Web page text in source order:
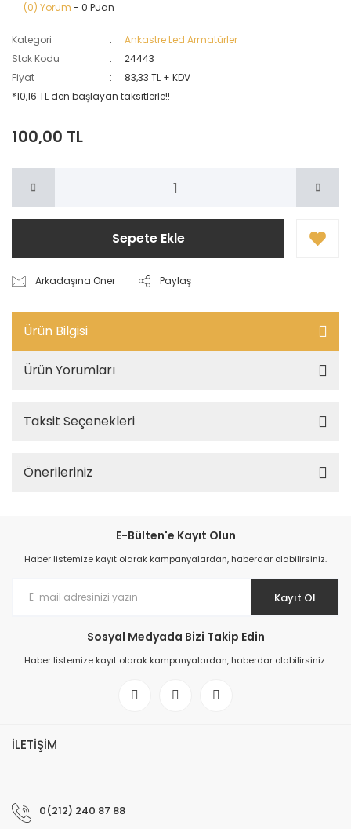
(0) Yorum - 0 Puan
Kategori
Ankastre Led Armatürler
Stok Kodu
24443
Fiyat
83,33 TL + KDV
*10,16 TL den başlayan taksitlerle!!
100,00 TL
Sepete Ekle
Arkadaşına Öner Paylaş
Ürün Bilgisi
Ürün Yorumları
Taksit Seçenekleri
Önerileriniz
E-Bülten'e Kayıt Olun
Haber listemize kayıt olarak kampanyalardan, haberdar olabilirsiniz.
Kayıt Ol
Sosyal Medyada Bizi Takip Edin
Haber listemize kayıt olarak kampanyalardan, haberdar olabilirsiniz.
İLETİŞİM
0(212) 240 87 88